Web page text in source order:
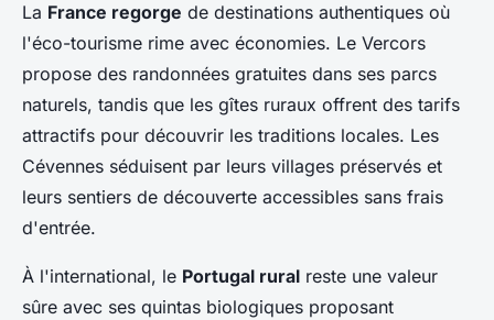
La France regorge de destinations authentiques où
l'éco-tourisme rime avec économies. Le Vercors
propose des randonnées gratuites dans ses parcs
naturels, tandis que les gîtes ruraux offrent des tarifs
attractifs pour découvrir les traditions locales. Les
Cévennes séduisent par leurs villages préservés et
leurs sentiers de découverte accessibles sans frais
d'entrée.
À l'international, le Portugal rural reste une valeur
sûre avec ses quintas biologiques proposant